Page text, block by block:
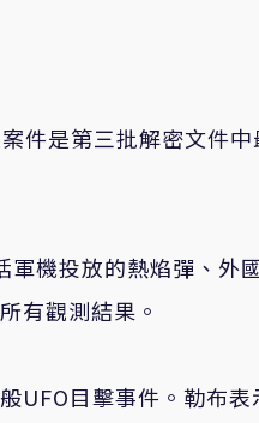
件是第三批解密文件中
軍機投放的熱焰彈、外
有觀測結果。
UFO目擊事件。勒布表